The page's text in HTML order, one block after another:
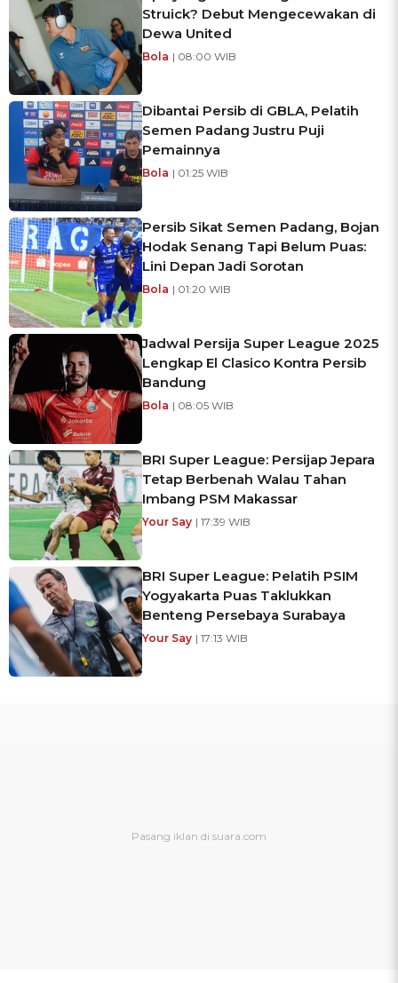
Struick? Debut Mengecewakan di
Dewa United
Bola | 08:00 WIB
Dibantai Persib di GBLA, Pelatih
Semen Padang Justru Puji
Pemainnya
Bola | 01:25 WIB
Persib Sikat Semen Padang, Bojan
Hodak Senang Tapi Belum Puas:
Lini Depan Jadi Sorotan
Bola | 01:20 WIB
Jadwal Persija Super League 2025
Lengkap El Clasico Kontra Persib
Bandung
Bola | 08:05 WIB
BRI Super League: Persijap Jepara
Tetap Berbenah Walau Tahan
Imbang PSM Makassar
Your Say | 17:39 WIB
BRI Super League: Pelatih PSIM
Yogyakarta Puas Taklukkan
Benteng Persebaya Surabaya
Your Say | 17:13 WIB